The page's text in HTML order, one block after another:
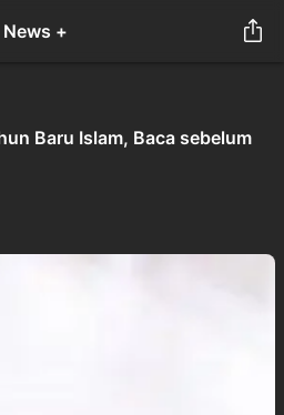
News +
Baru Islam, Baca sebelum